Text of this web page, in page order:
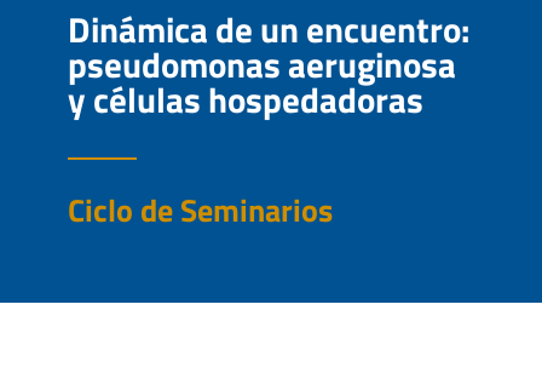
Dinámica de un encuentro:
pseudomonas aeruginosa
y células hospedadoras
Ciclo de Seminarios